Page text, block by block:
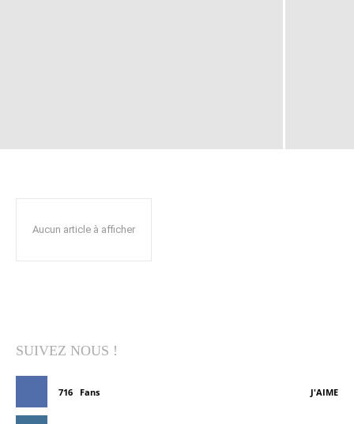
Aucun article à afficher
SUIVEZ NOUS !
716 Fans J'AIME